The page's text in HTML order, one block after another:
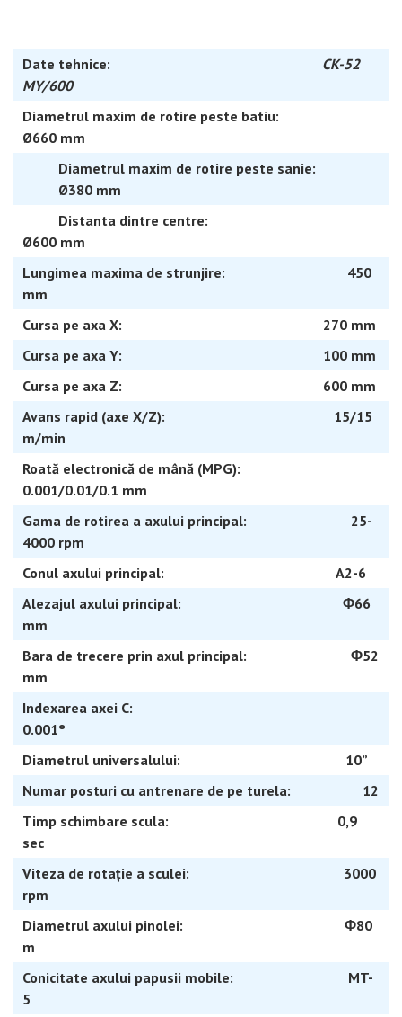
Date tehnice: CK-52
MY/600
Diametrul maxim de rotire peste batiu:
Ø660 mm
Diametrul maxim de rotire peste sanie:
Ø380 mm
Distanta dintre centre:
Ø600 mm
Lungimea maxima de strunjire: 450
mm
Cursa pe axa X: 270 mm
Cursa pe axa Y: 100 mm
Cursa pe axa Z: 600 mm
Avans rapid (axe X/Z): 15/15
m/min
Roată electronică de mână (MPG):
0.001/0.01/0.1 mm
Gama de rotirea a axului principal: 25-
4000 rpm
Conul axului principal: A2-6
Alezajul axului principal: Φ66
mm
Bara de trecere prin axul principal: Φ52
mm
Indexarea axei C:
0.001°
Diametrul universalului: 10”
Numar posturi cu antrenare de pe turela: 12
Timp schimbare scula: 0,9
sec
Viteza de rotație a sculei: 3000
rpm
Diametrul axului pinolei: Φ80
m
Conicitate axului papusii mobile: MT-
5